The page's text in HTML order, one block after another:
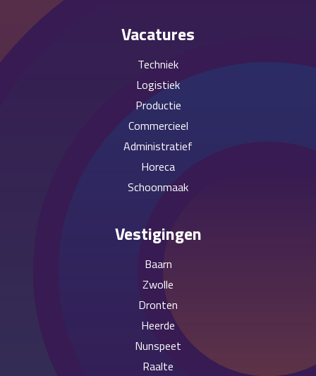
Vacatures
Techniek
Logistiek
Productie
Commercieel
Administratief
Horeca
Schoonmaak
Vestigingen
Baarn
Zwolle
Dronten
Heerde
Nunspeet
Raalte